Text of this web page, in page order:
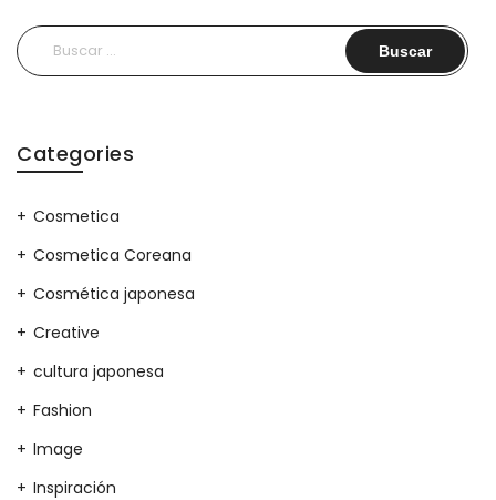
Buscar:
Categories
Cosmetica
Cosmetica Coreana
Cosmética japonesa
Creative
cultura japonesa
Fashion
Image
Inspiración